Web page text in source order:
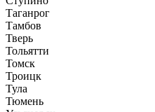
Таганрог
Тамбов
Тверь
Тольятти
Томск
Троицк
Тула
Тюмень